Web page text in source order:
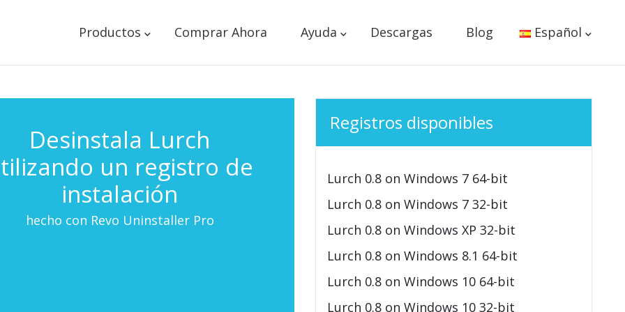
Productos Comprar Ahora Ayuda Descargas Blog Español
Desinstala Lurch
un registro de
instalación
hecho con Revo Uninstaller Pro
Registros disponibles
Lurch 0.8 on Windows 7 64-bit
Lurch 0.8 on Windows 7 32-bit
Lurch 0.8 on Windows XP 32-bit
Lurch 0.8 on Windows 8.1 64-bit
Lurch 0.8 on Windows 10 64-bit
Lurch 0.8 on Windows 10 32-bit